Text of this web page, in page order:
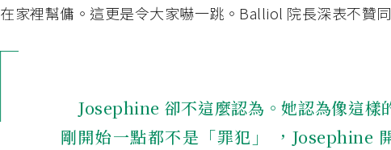
在家裡幫傭。這更是令大家嚇一跳。Balliol 院長深表不贊同
Josephine 卻不這麼認為。她認為像這樣
剛開始一點都不是「罪犯」 ，Josephine